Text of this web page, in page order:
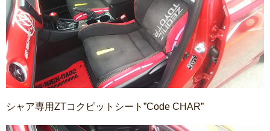
シャア専用ZTコクピットシート”Code CHAR”